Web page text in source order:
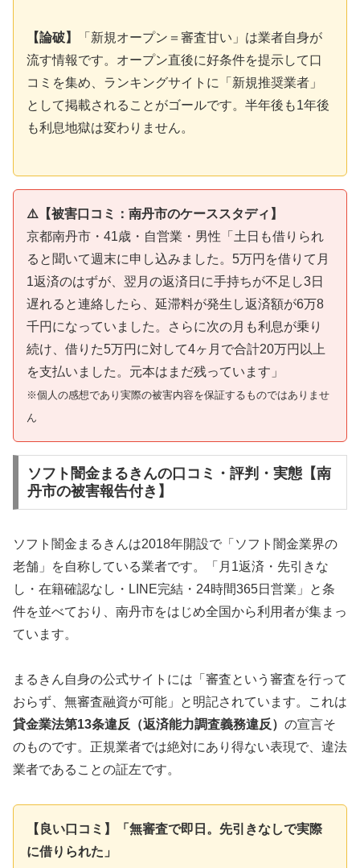
【論破】
「新規オープン＝審査甘い」は業者自身が
流す情報です。オープン直後に好条件を提示して口
コミを集め、ランキングサイトに「新規推奨業者」
として掲載されることがゴールです。半年後も1年後
も利息地獄は変わりません。
⚠️【被害口コミ：南丹市のケーススタディ】
京都南丹市・41歳・自営業・男性「土日も借りられ
ると聞いて週末に申し込みました。5万円を借りて月
1返済のはずが、翌月の返済日に手持ちが不足し3日
遅れると連絡したら、延滞料が発生し返済額が6万8
千円になっていました。さらに次の月も利息が乗り
続け、借りた5万円に対して4ヶ月で合計20万円以上
を支払いました。元本はまだ残っています」
※個人の感想であり実際の被害内容を保証するものではありませ
ん
ソフト闇金まるきんの口コミ・評判・実態【南
丹市の被害報告付き】
ソフト闇金まるきんは2018年開設で「ソフト闇金業界の
老舗」を自称している業者です。「月1返済・先引きな
し・在籍確認なし・LINE完結・24時間365日営業」と条
件を並べており、南丹市をはじめ全国から利用者が集まっ
ています。
まるきん自身の公式サイトには「審査という審査を行って
おらず、無審査融資が可能」と明記されています。これは
貸金業法第13条違反（返済能力調査義務違反） の宣言そ
のものです。正規業者では絶対にあり得ない表現で、違法
業者であることの証左です。
【良い口コミ】「無審査で即日。先引きなしで実際
に借りられた」